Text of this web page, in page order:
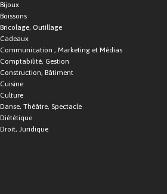
Bijoux
Boissons
Bricolage, Outillage
Cadeaux
Communication , Marketing et Médias
Comptabilité, Gestion
Construction, Bâtiment
Cuisine
Culture
Danse, Théâtre, Spectacle
Diététique
Droit, Juridique